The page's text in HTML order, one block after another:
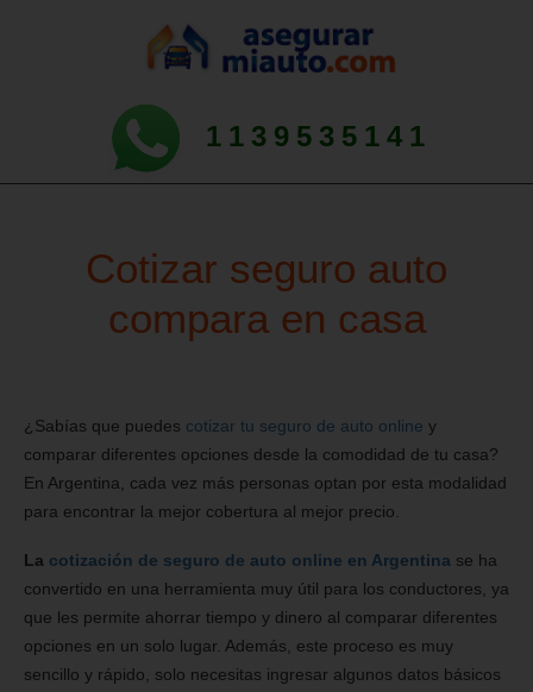
1139535141
Cotizar seguro auto
compara en casa
¿Sabías que puedes cotizar tu seguro de auto online y
comparar diferentes opciones desde la comodidad de tu casa?
En Argentina, cada vez más personas optan por esta modalidad
para encontrar la mejor cobertura al mejor precio.
La cotización de seguro de auto online en Argentina se ha
convertido en una herramienta muy útil para los conductores, ya
que les permite ahorrar tiempo y dinero al comparar diferentes
opciones en un solo lugar. Además, este proceso es muy
sencillo y rápido, solo necesitas ingresar algunos datos básicos